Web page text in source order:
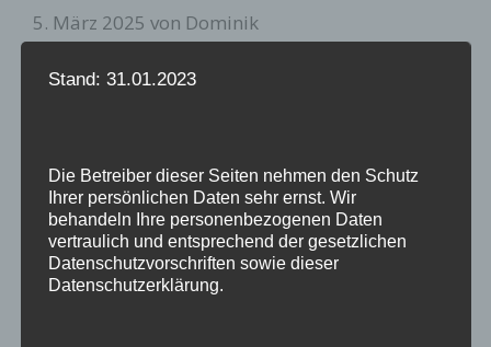
5. März 2025 von Dominik
Da ich mittlerweile in den Genuss komme, jedes
Manager, will ich mir die Schritte einmal
wegschreiben bis auch das im Muskelgedächtnis
angekommen ist
Gepatcht werden der WLS,
der Enterprise Manager sowie die Agenten. Dass
die Repository-Datenbank vorher auf den
Stand: 31.01.2023
Die Betreiber dieser Seiten nehmen den Schutz
Ihrer persönlichen Daten sehr ernst. Wir
behandeln Ihre personenbezogenen Daten
vertraulich und entsprechend der gesetzlichen
Datenschutzvorschriften sowie dieser
Datenschutzerklärung.